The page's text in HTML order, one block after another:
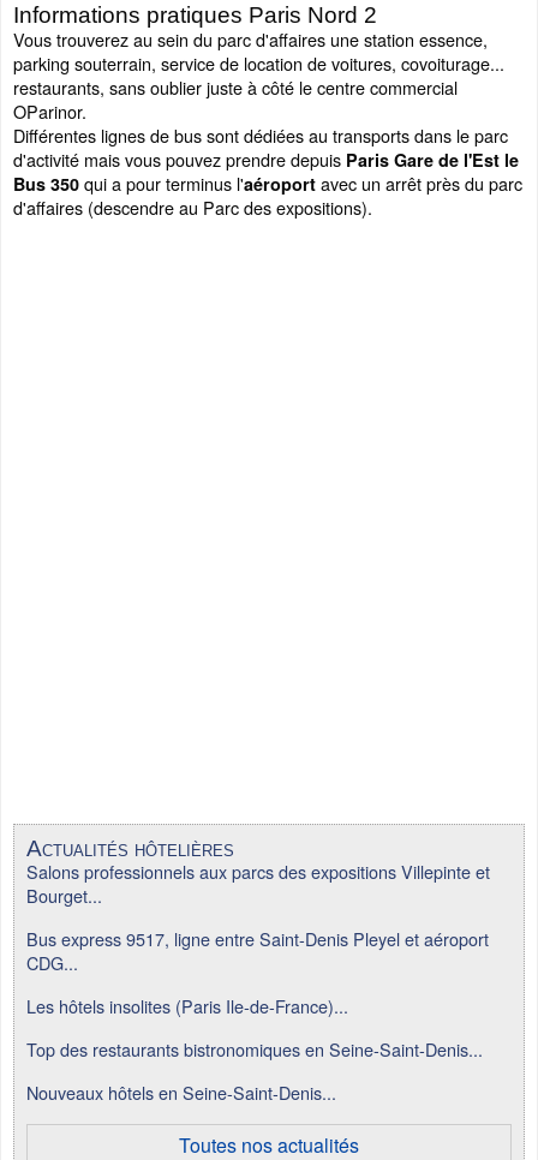
Informations pratiques Paris Nord 2
Vous trouverez au sein du parc d'affaires une station essence,
parking souterrain, service de location de voitures, covoiturage...
restaurants, sans oublier juste à côté le centre commercial
OParinor.
Différentes lignes de bus sont dédiées au transports dans le parc
d'activité mais vous pouvez prendre depuis Paris Gare de l'Est le
Bus 350 qui a pour terminus l'aéroport avec un arrêt près du parc
d'affaires (descendre au Parc des expositions).
Actualités hôtelières
Salons professionnels aux parcs des expositions Villepinte et
Bourget...
Bus express 9517, ligne entre Saint-Denis Pleyel et aéroport
CDG...
Les hôtels insolites (Paris Ile-de-France)...
Top des restaurants bistronomiques en Seine-Saint-Denis...
Nouveaux hôtels en Seine-Saint-Denis...
Toutes nos actualités